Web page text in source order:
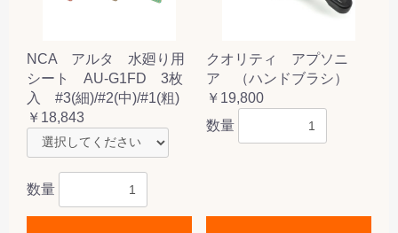
NCA アルタ 水廻り用
シート AU-G1FD 3枚
入 #3(細)/#2(中)/#1(粗)
￥18,843
数量
クオリティ アプソニ
ア （ハンドブラシ）
￥19,800
数量